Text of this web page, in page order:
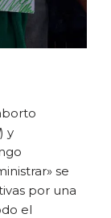
) y
se
por una
el